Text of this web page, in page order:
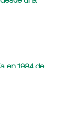
en 1984 de